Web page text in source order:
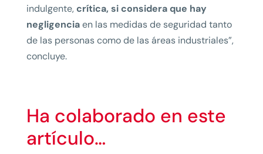
indulgente,crítica, si considera que hay
negligenciaen las medidas de seguridad tanto
de las personas como de las áreas industriales”,
concluye.
Ha colaborado en este
artículo…